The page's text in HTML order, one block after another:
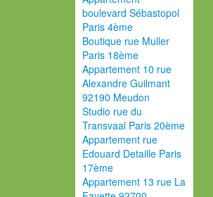
boulevard Sébastopol
Paris 4ème
Boutique rue Muller
Paris 18ème
Appartement 10 rue
Alexandre Guilmant
92190 Meudon
Studio rue du
Transvaal Paris 20ème
Appartement rue
Edouard Detaille Paris
17ème
Appartement 13 rue La